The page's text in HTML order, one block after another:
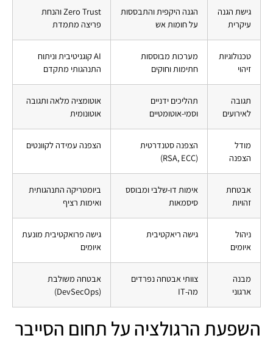
גישת הגנה
עיקרית
הגנה היקפית והתבססות
על חומות אש
Zero Trust והנחת
פריצה מתמדת
טכנולוגיות
זיהוי
מערכות מבוססות
חתימות וחוקים
AI קוגניטיבית וניתוח
התנהגותי מתקדם
תגובה
לאירועים
תהליכים ידניים
וסמי-אוטומטיים
אוטומציה מלאה ותגובה
אוטונומית
מודל
הצפנה
הצפנה סטנדרטית
(RSA, ECC)
הצפנה עמידה לקוונטים
אבטחת
זהויות
אימות דו-שלבי ומבוסס
סיסמאות
ביומטריקה התנהגותית
ואימות רציף
ניהול
איומים
גישה ריאקטיבית
גישה פרואקטיבית מונעת
איומים
מבנה
ארגוני
צוותי אבטחה נפרדים
מה-IT
אבטחה משולבת
(DevSecOps)
השפעת הרגולציה על תחום הסייבר